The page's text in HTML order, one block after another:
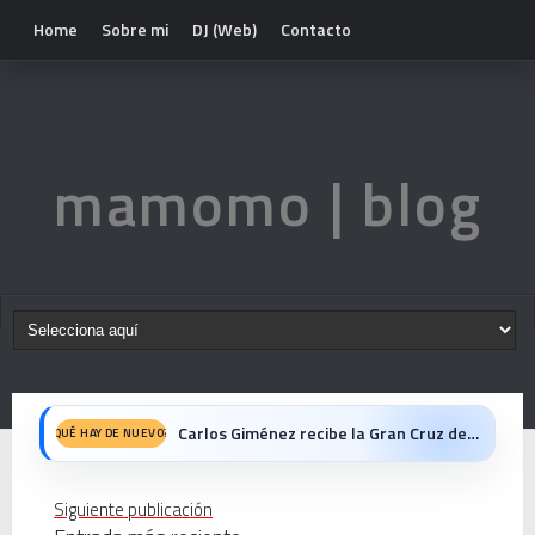
Home Sobre mi DJ (Web) Contacto
mamomo | blog
QUÉ HAY DE NUEVO? Carlos Giménez recibe la Gran Cruz de Alfonso X el Sabio: homenaje al maestro de la historieta española
Siguiente publicación